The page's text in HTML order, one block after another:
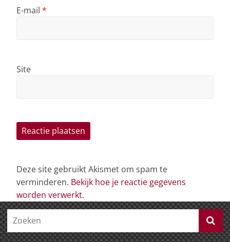
E-mail *
Site
Deze site gebruikt Akismet om spam te
verminderen. Bekijk hoe je reactie gegevens
worden verwerkt.